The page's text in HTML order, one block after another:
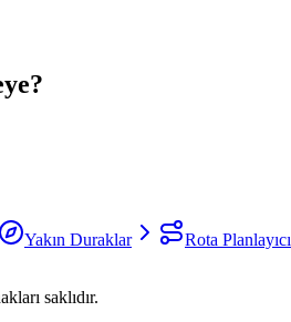
Yakın Duraklar Rota Planlayıcı
saklıdır.